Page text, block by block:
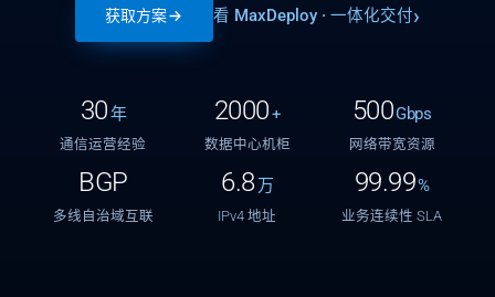
获取方案 看 MaxDeploy · 一体化交付
30年
通信运营经验
2000+
数据中心机柜
500Gbps
网络带宽资源
BGP
多线自治域互联
6.8 万
IPv4 地址
99.99%
业务连续性 SLA